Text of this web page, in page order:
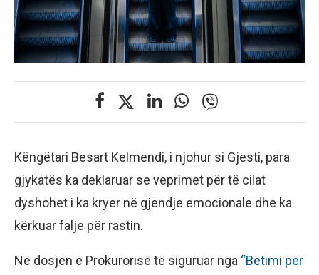
Këngëtari Besart Kelmendi, i njohur si Gjesti, para
gjykatës ka deklaruar se veprimet për të cilat
dyshohet i ka kryer në gjendje emocionale dhe ka
kërkuar falje për rastin.
Në dosjen e Prokurorisë të siguruar nga “Betimi për